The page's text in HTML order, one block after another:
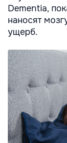
Dementia,
наносят
ущерб.